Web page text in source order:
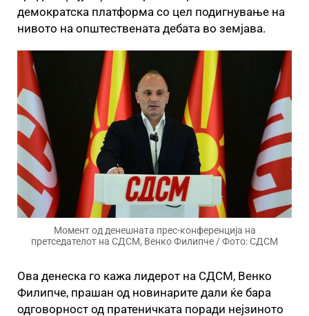
демократска платформа со цел подигнување на
нивото на општествената дебата во земјава.
Момент од денешната прес-конференција на
претседателот на СДСМ, Венко Филипче / Фото: СДСМ
Ова денеска го кажа лидерот на СДСМ, Венко
Филипче, прашан од новинарите дали ќе бара
одговорност од пратеничката поради нејзиното